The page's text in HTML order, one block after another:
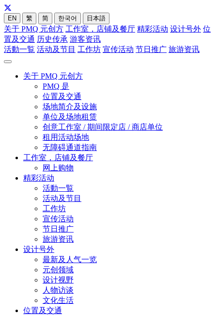
EN 繁 简 한국어 日本語
关于 PMQ 元创方 工作室，店铺及餐厅 精彩活动 设计号外 位
置及交通 历史传承 游客资讯
活動一覧 活动及节目 工作坊 宣传活动 节日推广 旅游资讯
关于 PMQ 元创方
PMQ 是
位置及交通
场地简介及设施
单位及场地租赁
创意工作室 / 期间限定店 / 商店单位
租用活动场地
无障碍通道指南
工作室，店铺及餐厅
网上购物
精彩活动
活動一覧
活动及节目
工作坊
宣传活动
节日推广
旅游资讯
设计号外
最新及人气一览
元创领域
设计视野
人物访谈
文化生活
位置及交通